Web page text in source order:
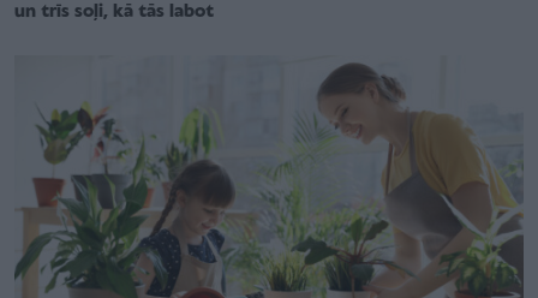
un trīs soļi, kā tās labot